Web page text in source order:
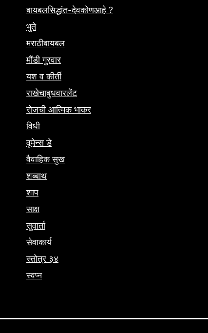
बायबलसिद्धांत-देवकोणआहे ?
भुते
मराठीबायबल
मौंडी गुरवार
यश व कीर्ती
राखेचाबुधवारलेंट
रोजची आत्मिक भाकर
विधी
वूमेन्स डे
वैवाहिक सुख
शब्बाथ
शाप
साक्ष
सुवार्ता
सेवाकार्य
स्तोत्र ३४
स्वप्न